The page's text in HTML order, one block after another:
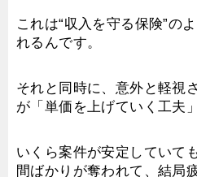
これは“収入を守る保険”の
れるんです。
それと同時に、意外と軽視
が「単価を上げていく工夫
いくら案件が安定していて
間ばかりが奪われて、結局